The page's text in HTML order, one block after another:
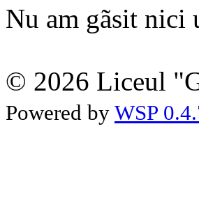
Nu am gãsit nici
© 2026 Liceul
Powered by WSP